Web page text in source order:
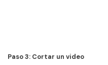
Paso 3: Cortar un video